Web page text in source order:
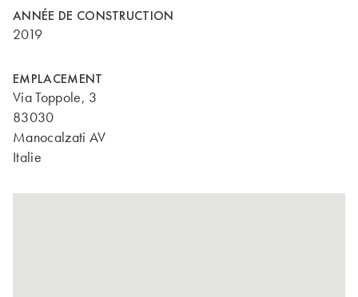
ANNÉE DE CONSTRUCTION
2019
EMPLACEMENT
Via Toppole, 3
83030
Manocalzati AV
Italie